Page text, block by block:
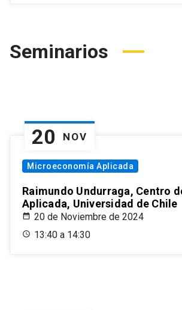
Seminarios
20 NOV
Microeconomía Aplicada
Raimundo Undurraga, Centro
Aplicada, Universidad de Chile
20 de Noviembre de 2024
13:40 a 14:30